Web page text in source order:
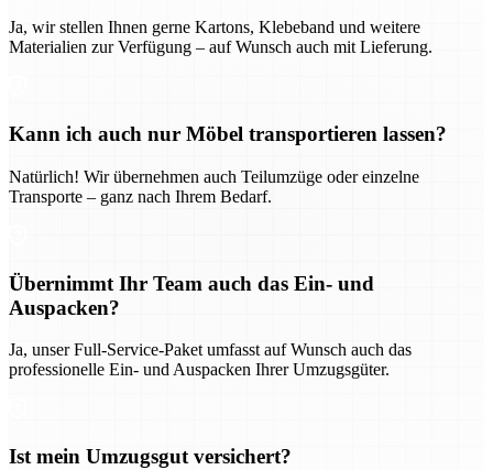
Ja, wir stellen Ihnen gerne Kartons, Klebeband und weitere
Materialien zur Verfügung – auf Wunsch auch mit Lieferung.
Kann ich auch nur Möbel transportieren lassen?
Natürlich! Wir übernehmen auch Teilumzüge oder einzelne
Transporte – ganz nach Ihrem Bedarf.
Übernimmt Ihr Team auch das Ein- und
Auspacken?
Ja, unser Full-Service-Paket umfasst auf Wunsch auch das
professionelle Ein- und Auspacken Ihrer Umzugsgüter.
Ist mein Umzugsgut versichert?